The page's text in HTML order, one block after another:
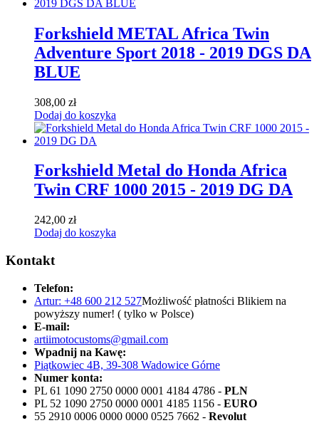
Forkshield METAL Africa Twin
Adventure Sport 2018 - 2019 DGS DA
BLUE
308,00 zł
Dodaj do koszyka
Forkshield Metal do Honda Africa
Twin CRF 1000 2015 - 2019 DG DA
242,00 zł
Dodaj do koszyka
Kontakt
Telefon:
Artur: +48 600 212 527Możliwość płatności Blikiem na
powyższy numer! ( tylko w Polsce)
E-mail:
artiimotocustoms@gmail.com
Wpadnij na Kawę:
Piątkowiec 4B, 39-308 Wadowice Górne
Numer konta:
PL 61 1090 2750 0000 0001 4184 4786 - PLN
PL 52 1090 2750 0000 0001 4185 1156 - EURO
55 2910 0006 0000 0000 0525 7662 - Revolut